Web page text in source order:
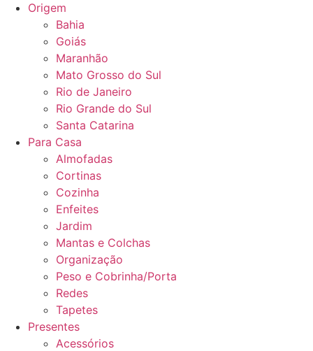
Origem
Bahia
Goiás
Maranhão
Mato Grosso do Sul
Rio de Janeiro
Rio Grande do Sul
Santa Catarina
Para Casa
Almofadas
Cortinas
Cozinha
Enfeites
Jardim
Mantas e Colchas
Organização
Peso e Cobrinha/Porta
Redes
Tapetes
Presentes
Acessórios